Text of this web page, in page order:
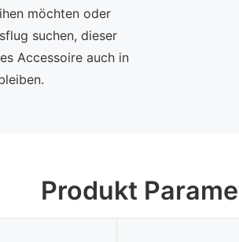
möchten oder
suchen, dieser
Accessoire auch in
Produkt